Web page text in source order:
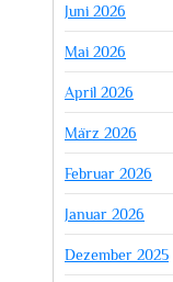
Juni 2026
Mai 2026
April 2026
März 2026
Februar 2026
Januar 2026
Dezember 2025